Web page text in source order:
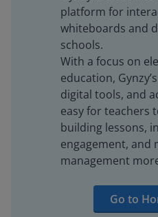
platform for
whiteboards and
schools.
With a focus on
education,
digital tools, and
easy for teachers
building lessons,
engagement, and
management
Go to